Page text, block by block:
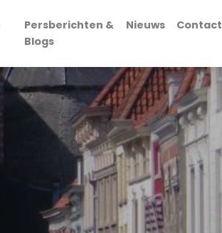
Persberichten &
Blogs
Nieuws Contact